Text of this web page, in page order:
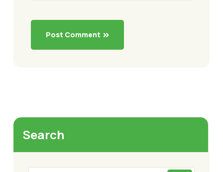
Post Comment
Search